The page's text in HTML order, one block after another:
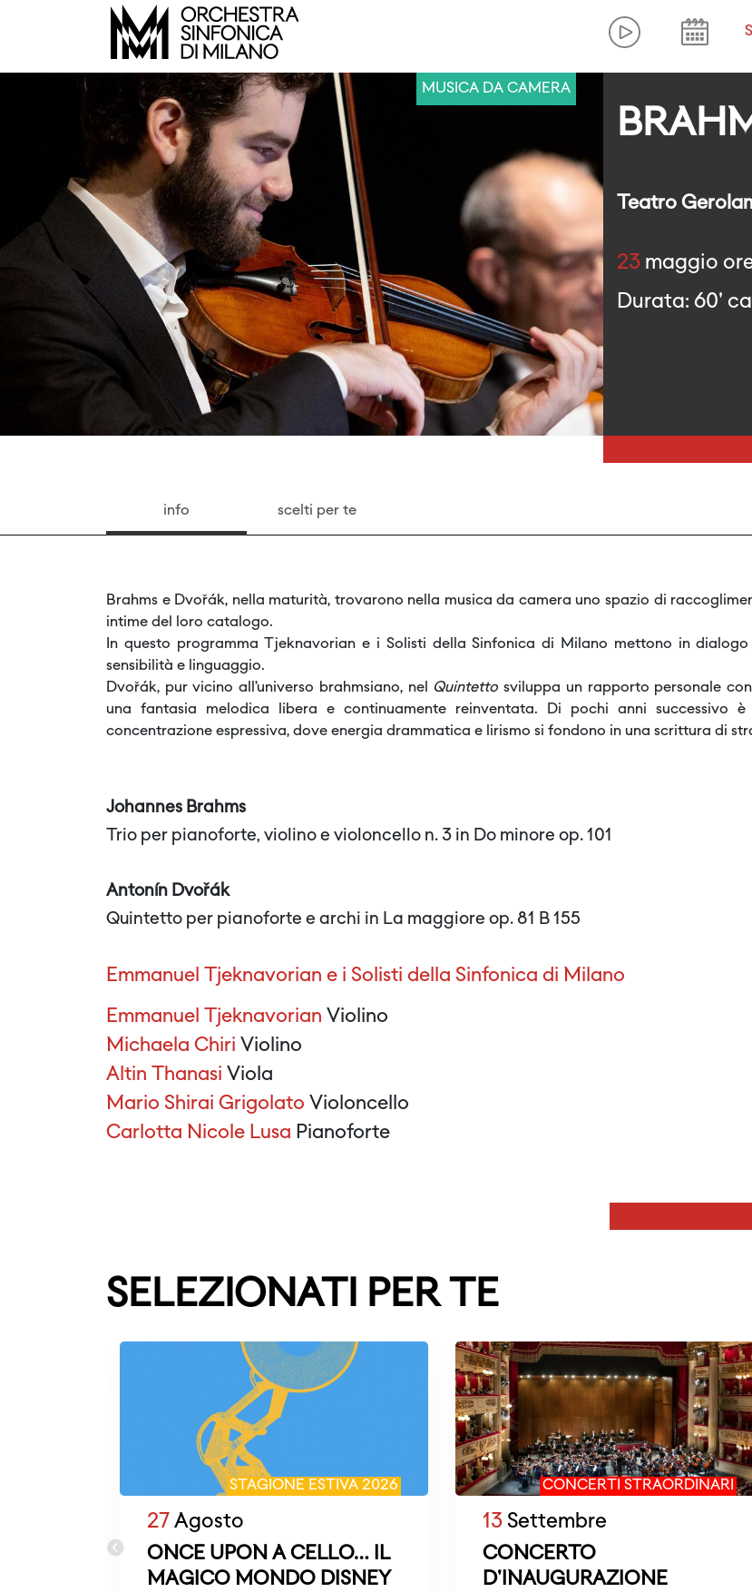
MUSICA DA CAMERA
Teatro
23maggio ore
Durata: 60'
info scelti per te
Brahms e Dvořák, nella maturità, trovarono nella musica da camera uno spazio di
intime del loro catalogo.
In questo programma Tjeknavorian e i Solisti della Sinfonica di Milano mettono in
sensibilità e linguaggio.
Dvořák, pur vicino all’universo brahmsiano, nel
Quintettosviluppa un rapporto personale
una fantasia melodica libera e continuamente reinventata. Di pochi anni successivo
concentrazione espressiva, dove energia drammatica e lirismo si fondono in una scrittura di
Johannes Brahms
Trio per pianoforte, violino e violoncello n. 3 in Do minore op. 101
Antonín Dvořák
Quintetto per pianoforte e archi in La maggiore op. 81 B 155
Emmanuel Tjeknavorian e i Solisti della Sinfonica di Milano
Emmanuel Tjeknavorian Violino
Michaela Chiri Violino
Altin Thanasi Viola
Mario Shirai Grigolato Violoncello
Carlotta Nicole Lusa Pianoforte
SELEZIONATI PER TE
STAGIONE ESTIVA 2026
27 Agosto
ONCE UPON A CELLO… IL
MAGICO MONDO DISNEY
CONCERTI STRAORDINARI
13 Settembre
CONCERTO
D'INAUGURAZIONE